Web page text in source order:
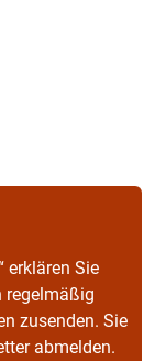
erklären Sie
regelmäßig
zusenden. Sie
abmelden.